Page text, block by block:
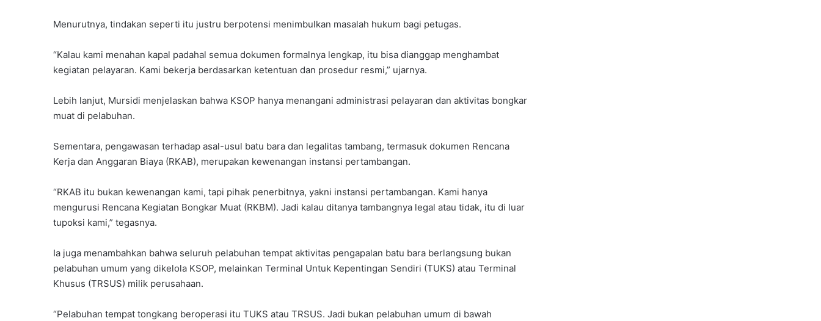
Menurutnya, tindakan seperti itu justru berpotensi menimbulkan masalah hukum bagi petugas.
“Kalau kami menahan kapal padahal semua dokumen formalnya lengkap, itu bisa dianggap menghambat
kegiatan pelayaran. Kami bekerja berdasarkan ketentuan dan prosedur resmi,” ujarnya.
Lebih lanjut, Mursidi menjelaskan bahwa KSOP hanya menangani administrasi pelayaran dan aktivitas bongkar
muat di pelabuhan.
Sementara, pengawasan terhadap asal-usul batu bara dan legalitas tambang, termasuk dokumen Rencana
Kerja dan Anggaran Biaya (RKAB), merupakan kewenangan instansi pertambangan.
“RKAB itu bukan kewenangan kami, tapi pihak penerbitnya, yakni instansi pertambangan. Kami hanya
mengurusi Rencana Kegiatan Bongkar Muat (RKBM). Jadi kalau ditanya tambangnya legal atau tidak, itu di luar
tupoksi kami,” tegasnya.
Ia juga menambahkan bahwa seluruh pelabuhan tempat aktivitas pengapalan batu bara berlangsung bukan
pelabuhan umum yang dikelola KSOP, melainkan Terminal Untuk Kepentingan Sendiri (TUKS) atau Terminal
Khusus (TRSUS) milik perusahaan.
“Pelabuhan tempat tongkang beroperasi itu TUKS atau TRSUS. Jadi bukan pelabuhan umum di bawah